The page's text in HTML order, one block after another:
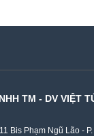
TM - DV VIỆT
Bis Phạm Ngũ Lão -